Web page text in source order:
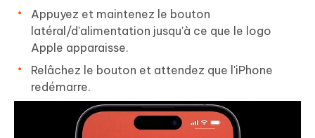
Appuyez et maintenez le bouton
latéral/d'alimentation jusqu'à ce que le logo
Apple apparaisse.
Relâchez le bouton et attendez que l'iPhone
redémarre.